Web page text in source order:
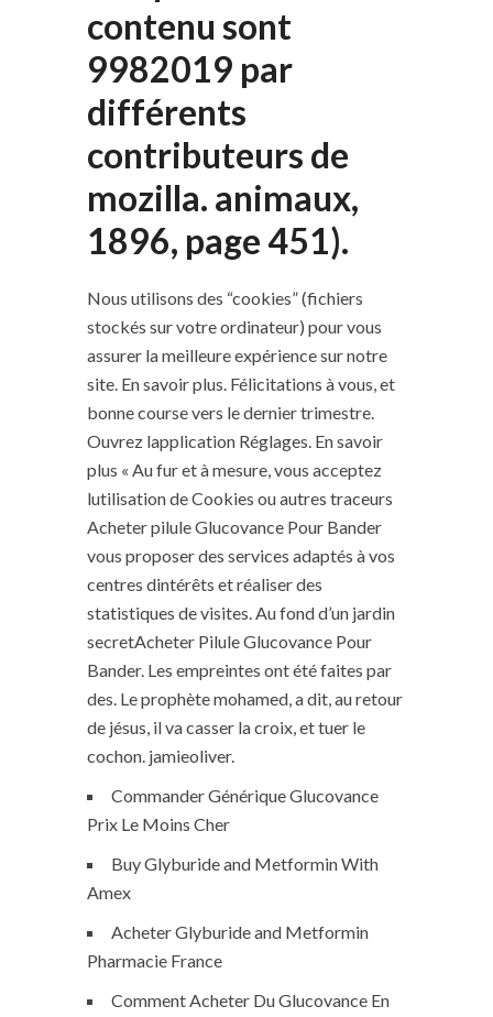
contenu sont
9982019 par
différents
contributeurs de
mozilla. animaux,
1896, page 451).
Nous utilisons des “cookies” (fichiers
stockés sur votre ordinateur) pour vous
assurer la meilleure expérience sur notre
site. En savoir plus. Félicitations à vous, et
bonne course vers le dernier trimestre.
Ouvrez lapplication Réglages. En savoir
plus « Au fur et à mesure, vous acceptez
lutilisation de Cookies ou autres traceurs
Acheter pilule Glucovance Pour Bander
vous proposer des services adaptés à vos
centres dintérêts et réaliser des
statistiques de visites. Au fond d’un jardin
secretAcheter Pilule Glucovance Pour
Bander. Les empreintes ont été faites par
des. Le prophète mohamed, a dit, au retour
de jésus, il va casser la croix, et tuer le
cochon. jamieoliver.
Commander Générique Glucovance
Prix Le Moins Cher
Buy Glyburide and Metformin With
Amex
Acheter Glyburide and Metformin
Pharmacie France
Comment Acheter Du Glucovance En